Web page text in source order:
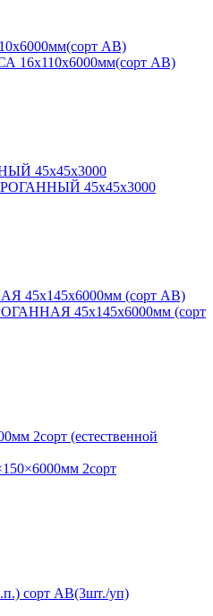
АВ)
45х45х3000
45х145х6000мм (сорт
2сорт